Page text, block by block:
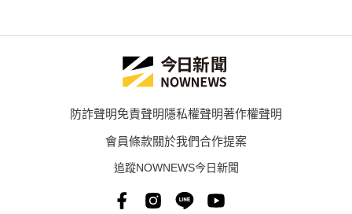
防詐聲明免責聲明隱私權聲明著作權聲明
會員條款關於我們合作提案
追蹤NOWNEWS今日新聞